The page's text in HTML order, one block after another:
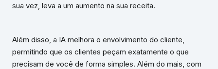
sua vez, leva a um aumento na sua receita.
Além disso, a IA melhora o envolvimento do cliente,
permitindo que os clientes peçam exatamente o que
precisam de você de forma simples. Além do mais, com